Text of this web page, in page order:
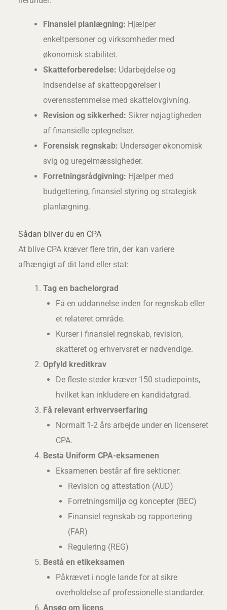
Finansiel planlægning: Hjælper
enkeltpersoner og virksomheder med
økonomisk stabilitet.
Skatteforberedelse: Udarbejdelse og
indsendelse af skatteopgørelser i
overensstemmelse med skattelovgivning.
Revision og sikkerhed: Sikrer nøjagtigheden
af finansielle optegnelser.
Forensisk regnskab: Undersøger økonomisk
svig og uregelmæssigheder.
Forretningsrådgivning: Hjælper med
budgettering, finansiel styring og strategisk
planlægning.
Sådan bliver du en CPA
At blive CPA kræver flere trin, der kan variere
afhængigt af dit land eller stat:
Tag en bachelorgrad
Få en uddannelse inden for regnskab eller
et relateret område.
Kurser i finansiel regnskab, revision,
skatteret og erhvervsret er nødvendige.
Opfyld kreditkrav
De fleste steder kræver 150 studiepoints,
hvilket kan inkludere en kandidatgrad.
Få relevant erhvervserfaring
Normalt 1-2 års arbejde under en licenseret
CPA.
Bestå Uniform CPA-eksamenen
Eksamenen består af fire sektioner:
Revision og attestation (AUD)
Forretningsmiljø og koncepter (BEC)
Finansiel regnskab og rapportering
(FAR)
Regulering (REG)
Bestå en etikeksamen
Påkrævet i nogle lande for at sikre
overholdelse af professionelle standarder.
Ansøg om licens